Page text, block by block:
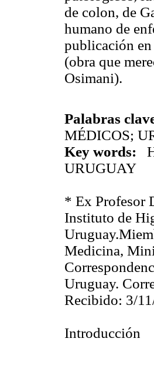
de colon, de
humano de
publicación
(obra que
Osimani).
Palabras
MÉDICOS;
Key words:
URUGUAY
* Ex Profesor
Instituto de
Medicina,
Uruguay.
Recibido: 3/
Introducción